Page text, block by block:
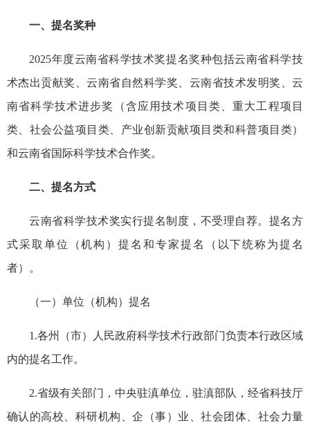
一、提名奖种
2025年度云南省科学技术奖提名奖种包括云南省科学技
术杰出贡献奖、云南省自然科学奖、云南省技术发明奖、云
南省科学技术进步奖（含应用技术项目类、重大工程项目
类、社会公益项目类、产业创新贡献项目类和科普项目类）
和云南省国际科学技术合作奖。
二、提名方式
云南省科学技术奖实行提名制度，不受理自荐。提名方
式采取单位（机构）提名和专家提名（以下统称为提名
者）。
（一）单位（机构）提名
1.各州（市）人民政府科学技术行政部门负责本行政区域
内的提名工作。
2.省级有关部门，中央驻滇单位，驻滇部队，经省科技厅
确认的高校、科研机构、企（事）业、社会团体、社会力量